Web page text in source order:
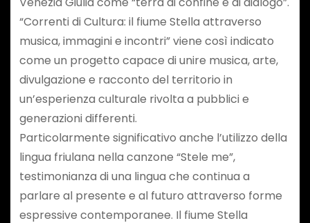
“Correnti di Cultura: il fiume Stella attraverso
musica, immagini e incontri” viene così indicato
come un progetto capace di unire musica, arte,
divulgazione e racconto del territorio in
un’esperienza culturale rivolta a pubblici e
generazioni differenti.
Particolarmente significativo anche l’utilizzo della
lingua friulana nella canzone “Stele me”,
testimonianza di una lingua che continua a
parlare al presente e al futuro attraverso forme
espressive contemporanee. Il fiume Stella